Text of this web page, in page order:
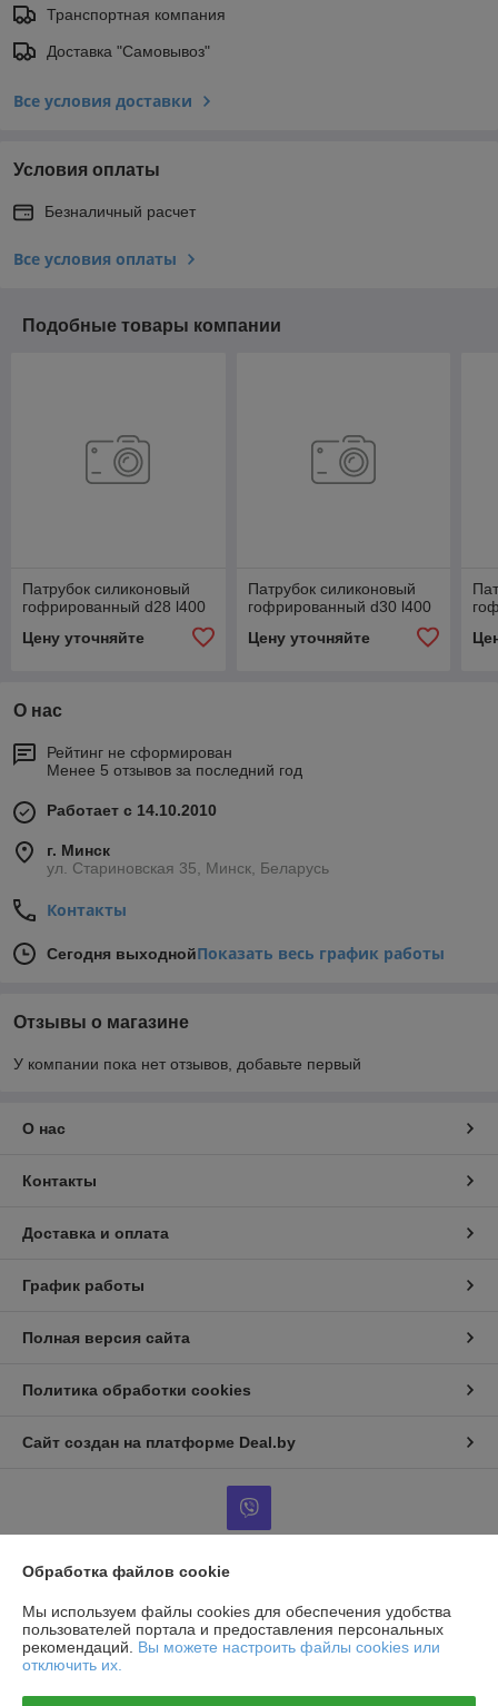
Транспортная компания
Доставка "Самовывоз"
Все условия доставки
Условия оплаты
Безналичный расчет
Все условия оплаты
Подобные товары компании
Патрубок силиконовый
гофрированный d28 l400
Цену уточняйте
Патрубок силиконовый
гофрированный d30 l400
Цену уточняйте
О нас
Рейтинг не сформирован
Менее 5 отзывов за последний год
Работает с 14.10.2010
г. Минск
ул. Стариновская 35, Минск, Беларусь
Контакты
Сегодня выходнойПоказать весь график работы
Отзывы о магазине
У компании пока нет отзывов, добавьте первый
О нас
Контакты
Доставка и оплата
График работы
Полная версия сайта
Политика обработки cookies
Сайт создан на платформе Deal.by
Юридическое лицо:Общество с ограниченной ответственностью
«АльянсКомплект»
220125, г. Минск, пр. Независимости, дом 177, помещение 60
Обработка файлов cookie
Мы используем файлы cookies для обеспечения удобства
пользователей портала и предоставления персональных
рекомендаций. Вы можете настроить файлы cookies или
отключить их.